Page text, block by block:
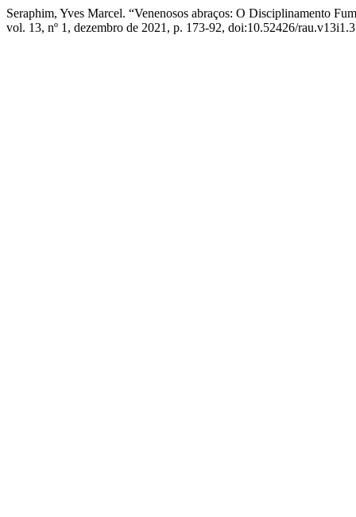
Seraphim, Yves Marcel. “Venenosos abraços: O Disciplinamento
vol. 13, nº 1, dezembro de 2021, p. 173-92, doi:10.52426/